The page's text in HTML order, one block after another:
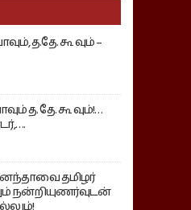
த.தே. கூ வும் –
த. தே. கூ வும்!…
தமிழர்
நன்றியுணர்வுடன்